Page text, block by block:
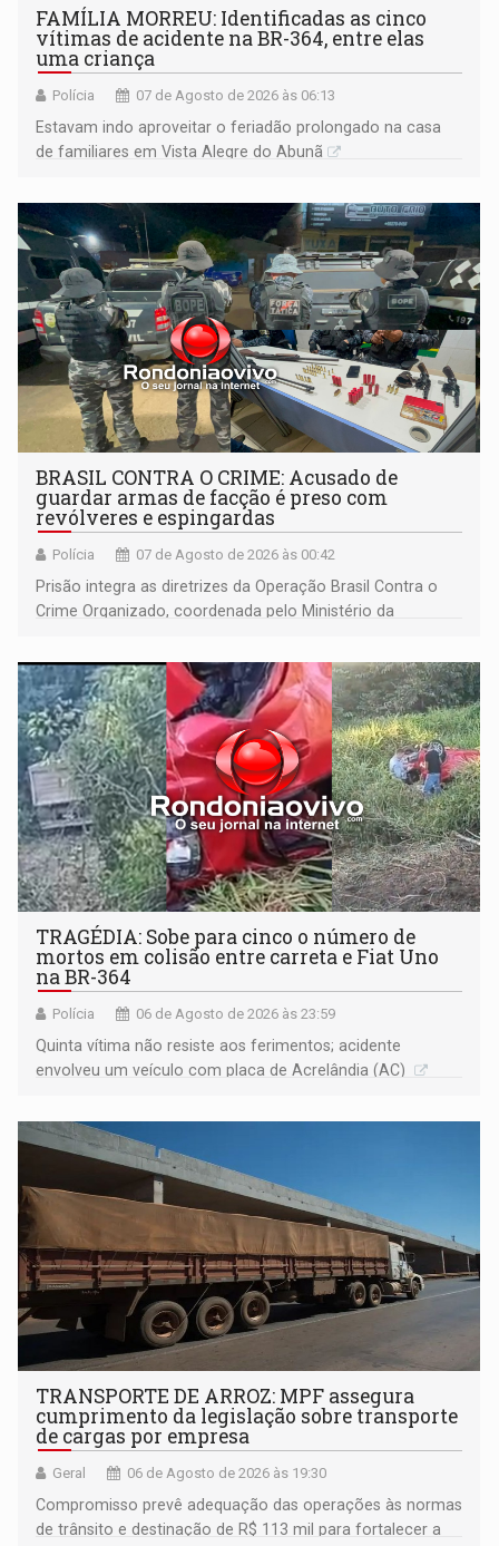
FAMÍLIA MORREU: Identificadas as cinco
vítimas de acidente na BR-364, entre elas
uma criança
Polícia 07 de Agosto de 2026 às 06:13
Estavam indo aproveitar o feriadão prolongado na casa
de familiares em Vista Alegre do Abunã
BRASIL CONTRA O CRIME: Acusado de
guardar armas de facção é preso com
revólveres e espingardas
Polícia 07 de Agosto de 2026 às 00:42
Prisão integra as diretrizes da Operação Brasil Contra o
Crime Organizado, coordenada pelo Ministério da
TRAGÉDIA: Sobe para cinco o número de
mortos em colisão entre carreta e Fiat Uno
na BR-364
Polícia 06 de Agosto de 2026 às 23:59
Quinta vítima não resiste aos ferimentos; acidente
envolveu um veículo com placa de Acrelândia (AC)
TRANSPORTE DE ARROZ: MPF assegura
cumprimento da legislação sobre transporte
de cargas por empresa
Geral 06 de Agosto de 2026 às 19:30
Compromisso prevê adequação das operações às normas
de trânsito e destinação de R$ 113 mil para fortalecer a